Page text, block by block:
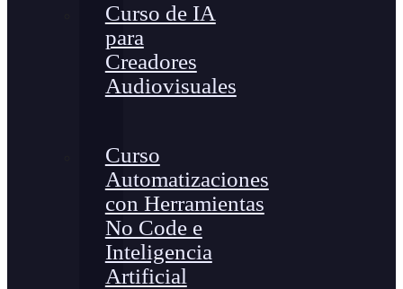
Curso de IA
para
Creadores
Audiovisuales
Curso
Automatizaciones
con Herramientas
No Code e
Inteligencia
Artificial